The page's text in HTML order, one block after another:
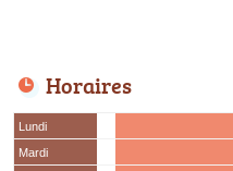
Horaires
Lundi
Mardi